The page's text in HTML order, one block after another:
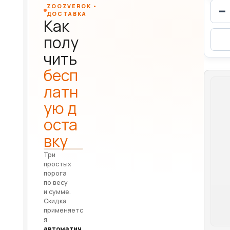
−
ZOOZVEROK •
ДОСТАВКА
Как
полу
чить
бесп
латн
ую д
оста
вку
Три
простых
порога
по весу
и сумме.
Скидка
применяетс
я